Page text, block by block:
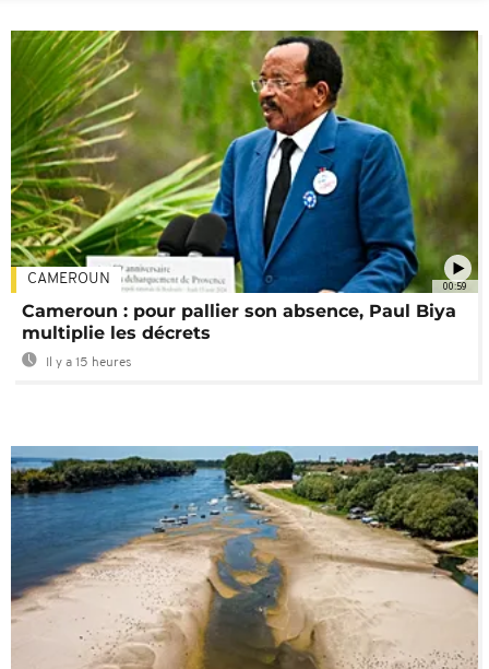
00:59
CAMEROUN
Cameroun : pour pallier son absence, Paul Biya
multiplie les décrets
Il y a 15 heures